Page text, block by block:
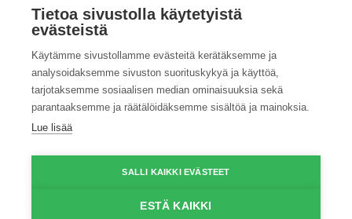
Tilaa
Twitter FacebookYouTubeInstagramLinkedIn
© 2026 ProAgria. Kaikki oikeudet pidätetään.
Tietoa sivustolla käytetyistä
evästeistä
Käytämme sivustollamme evästeitä kerätäksemme ja
analysoidaksemme sivuston suorituskykyä ja käyttöä,
tarjotaksemme sosiaalisen median ominaisuuksia sekä
parantaaksemme ja räätälöidäksemme sisältöä ja mainoksia.
Lue lisää
SALLI KAIKKI EVÄSTEET
ESTÄ KAIKKI